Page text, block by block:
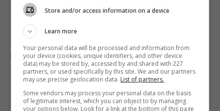
нейтральности и беспристрастности, согласно
которым любые государственные органы и их
должностные лица обязаны при исполнении своих
служебных полномочий соблюдать политическую
нейтральность, избегать демонстрации в любом
виде собственных политических убеждений или
взглядов, не использовать служебные полномочия в
Store and/or access information on a device
Learn more
Your personal data will be processed and information from
your device (cookies, unique identifiers, and other device
data) may be stored by, accessed by and shared with 227
partners, or used specifically by this site. We and our partners
may use precise geolocation data. List of partners.
Some vendors may process your personal data on the basis
of legitimate interest, which you can object to by managing
your options below. Look for a link at the bottom of this page